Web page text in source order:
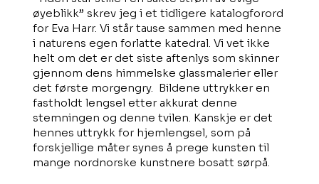
øyeblikk” skrev jeg i et tidligere katalogforord
for Eva Harr. Vi står tause sammen med henne
i naturens egen forlatte katedral. Vi vet ikke
helt om det er det siste aftenlys som skinner
gjennom dens himmelske glassmalerier eller
det første morgengry. Bildene uttrykker en
fastholdt lengsel etter akkurat denne
stemningen og denne tvilen. Kanskje er det
hennes uttrykk for hjemlengsel, som på
forskjellige måter synes å prege kunsten til
mange nordnorske kunstnere bosatt sørpå.